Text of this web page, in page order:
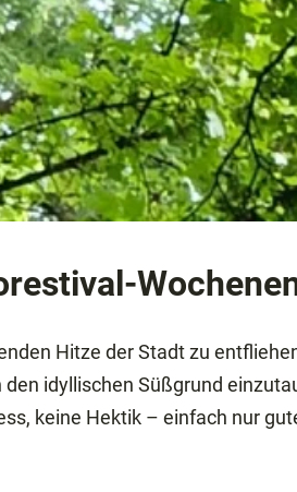
Hitze der Stadt zu
idyllischen Süßgrund
keine Hektik – einfach nur